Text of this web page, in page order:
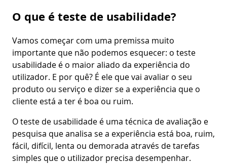
O que é teste de usabilidade?
Vamos começar com uma premissa muito
importante que não podemos esquecer: o teste
usabilidade é o maior aliado da experiência do
utilizador. E por quê? É ele que vai avaliar o seu
produto ou serviço e dizer se a experiência que o
cliente está a ter é boa ou ruim.
O teste de usabilidade é uma técnica de avaliação e
pesquisa que analisa se a experiência está boa, ruim,
fácil, difícil, lenta ou demorada através de tarefas
simples que o utilizador precisa desempenhar.